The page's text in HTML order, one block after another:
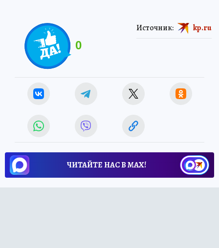
0
Источник: kp.ru
ЧИТАЙТЕ НАС В МАХ!